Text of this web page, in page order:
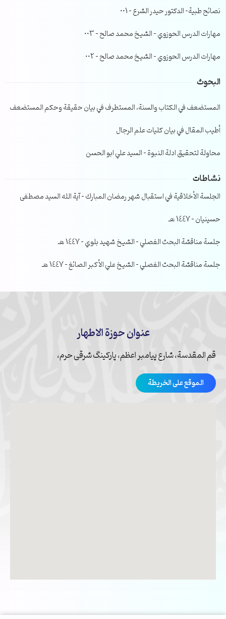
نصائح طبية- الدكتور حيدر الشرع – 001
مهارات الدرس الحوزوي – الشيخ محمد صالح – 003
مهارات الدرس الحوزوي – الشيخ محمد صالح – 002
البحوث
المستضعف في الكتاب والسنة، المستطرف في بيان حقيقة وحكم المستضعف
أطيب المقال في بيان كليات علم الرجال
محاولة لتحقيق ادلة النبوة – السيد علي ابو الحسن
نشاطات
الجلسة الأخلاقية في استقبال شهر رمضان المبارك – آية الله السيد مصطفى
حسينيان – 1447 هـ
جلسة مناقشة البحث الفصلي – الشيخ شهيد بلوي – 1447 هـ
جلسة مناقشة البحث الفصلي – الشيخ علي الأكبر الصائغ – 1447 هـ
عنوان حوزة الاطهار
قم المقدسة، شارع پیامبر اعظم، پارکینگ شرقی حرم،
الموقع على الخريطة